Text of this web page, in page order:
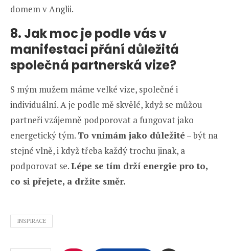
domem v Anglii.
8. Jak moc je podle vás v
manifestaci přání důležitá
společná partnerská vize?
S mým mužem máme velké vize, společné i
individuální. A je podle mě skvělé, když se můžou
partneři vzájemně podporovat a fungovat jako
energetický tým. To vnímám jako důležité – být na
stejné vlně, i když třeba každý trochu jinak, a
podporovat se.Lépe se tím drží energie pro to,
co si přejete, a držíte směr.
INSPIRACE